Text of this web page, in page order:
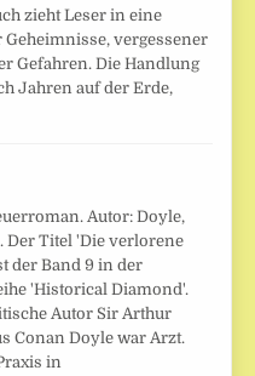
zieht Leser in eine
vergessener
Gefahren. Die Handlung
Jahren auf der Erde,
Autor: Doyle,
Der Titel 'Die verlorene
der Band 9 in der
'Historical Diamond'.
Autor Sir Arthur
Conan Doyle war Arzt.
in